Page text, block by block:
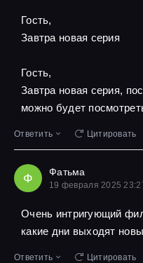
Гость,
Завтра новая серия
Гость,
Завтра новая серия,
можно будет
Ответить Цитировать
Ф Фатьма
19 февраля 2025
Очень интригующий
какие дни выходят
Ответить Цитировать